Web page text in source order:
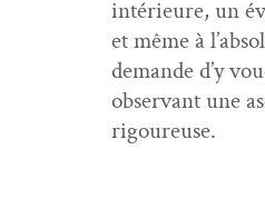
intérieure, un
et même à
demande d’y
obser­vant une
rigoureuse.